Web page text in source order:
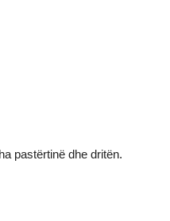
pastërtinë dhe dritën.